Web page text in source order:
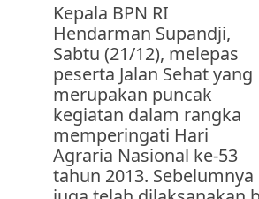
Kepala BPN RI
Hendarman Supandji,
Sabtu (21/12), melepas
peserta Jalan Sehat yang
merupakan puncak
kegiatan dalam rangka
memperingati Hari
Agraria Nasional ke-53
tahun 2013. Sebelumnya